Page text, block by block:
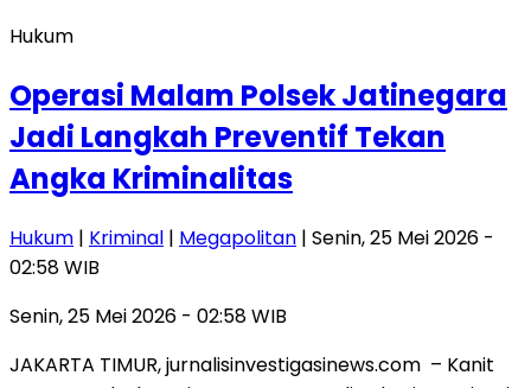
Hukum
Operasi Malam Polsek Jatinegara
Jadi Langkah Preventif Tekan
Angka Kriminalitas
Hukum | Kriminal | Megapolitan | Senin, 25 Mei 2026 -
02:58 WIB
Senin, 25 Mei 2026 - 02:58 WIB
JAKARTA TIMUR, jurnalisinvestigasinews.com – Kanit